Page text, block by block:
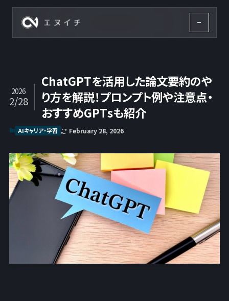
ChatGPTを活用した論文要約のや
り方を解説！プロンプト例や注意点・
おすすめGPTsも紹介
2026
2/28
AIキャリア・学習 February 28, 2026